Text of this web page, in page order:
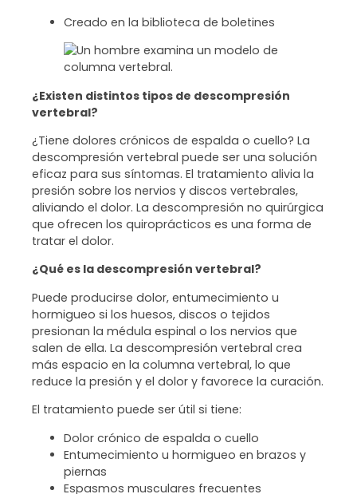
Creado en la biblioteca de boletines
¿Existen distintos tipos de descompresión
vertebral?
¿Tiene dolores crónicos de espalda o cuello? La
descompresión vertebral puede ser una solución
eficaz para sus síntomas. El tratamiento alivia la
presión sobre los nervios y discos vertebrales,
aliviando el dolor. La descompresión no quirúrgica
que ofrecen los quiroprácticos es una forma de
tratar el dolor.
¿Qué es la descompresión vertebral?
Puede producirse dolor, entumecimiento u
hormigueo si los huesos, discos o tejidos
presionan la médula espinal o los nervios que
salen de ella. La descompresión vertebral crea
más espacio en la columna vertebral, lo que
reduce la presión y el dolor y favorece la curación.
El tratamiento puede ser útil si tiene:
Dolor crónico de espalda o cuello
Entumecimiento u hormigueo en brazos y
piernas
Espasmos musculares frecuentes